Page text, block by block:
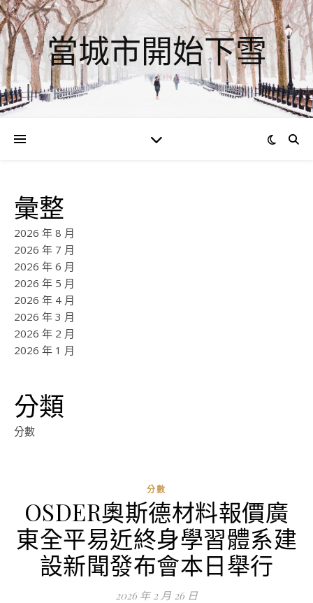
當城市開始下雪
彙整
2026 年 8 月
2026 年 7 月
2026 年 6 月
2026 年 5 月
2026 年 4 月
2026 年 3 月
2026 年 2 月
2026 年 1 月
分類
分數
分數
OSDER奧斯德材料報價廣
東全平易近終身學習體系建
設新聞發布會本日舉行
2026 年 2 月 26 日